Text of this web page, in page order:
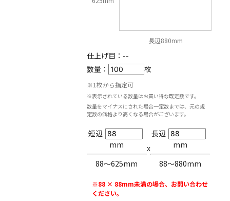
長辺880mm
仕上げ目： --
数量：
枚
※1枚から指定可
※表示されている数量はお買い得な既定数です。
数量をマイナスにされた場合一定数までは、元の規
定数の価格より高くなる場合がございます。
短辺
mm
88〜625mm
x
長辺
mm
88〜880mm
※88 × 88mm未満の場合、お問い合わせ
ください。